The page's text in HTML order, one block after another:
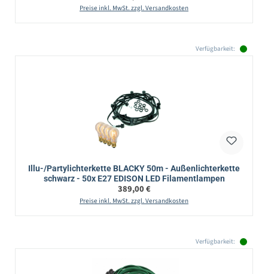
Preise inkl. MwSt. zzgl. Versandkosten
Verfügbarkeit:
Illu-/Partylichterkette BLACKY 50m - Außenlichterkette
schwarz - 50x E27 EDISON LED Filamentlampen
Regulärer Preis:
389,00 €
Preise inkl. MwSt. zzgl. Versandkosten
Verfügbarkeit: